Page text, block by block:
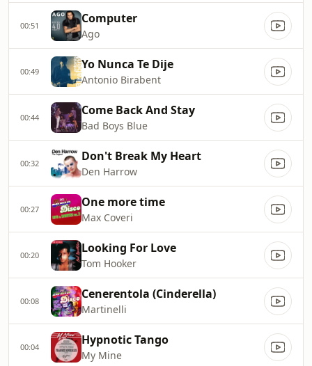
00:51 Computer
Ago
00:49 Yo Nunca Te Dije
Antonio Birabent
00:44 Come Back And Stay
Bad Boys Blue
00:32 Don't Break My Heart
Den Harrow
00:27 One more time
Max Coveri
00:20 Looking For Love
Tom Hooker
00:08 Cenerentola (Cinderella)
Martinelli
00:04 Hypnotic Tango
My Mine